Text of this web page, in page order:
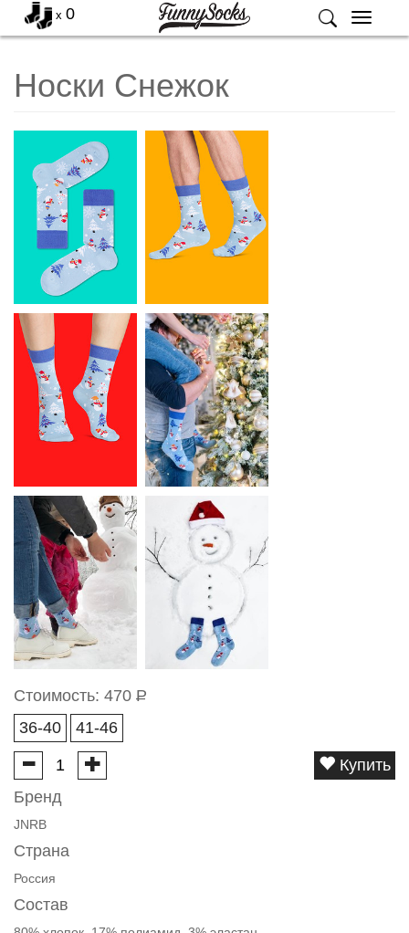
Меню
x 0
Носки Снежок
Стоимость: 470 Р
36-40
41-46
Купить
Бренд
JNRB
Страна
Россия
Состав